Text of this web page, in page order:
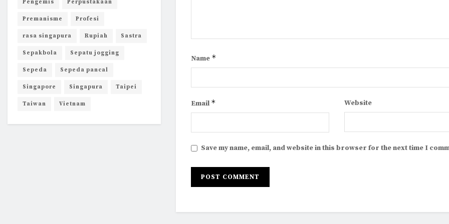
Name *
Email * Website
Save my name, email, and website in this browser for the next time I
Pengemis Perpustakaan
Premanisme Profesi
rasa singapura Rupiah Sastra
Sepakbola Sepatu jogging
Sepeda Sepeda pancal
Singapore Singapura Taipei
Taiwan Vietnam